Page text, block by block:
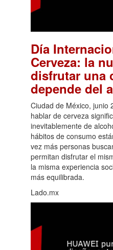
Día
Cerveza: la
disfrutar una
depende del
Ciudad de México, junio
hablar de cerveza
inevitablemente de
hábitos de consumo
vez más personas
permitan disfrutar el
la misma experiencia
más equilibrada.
Lado.mx